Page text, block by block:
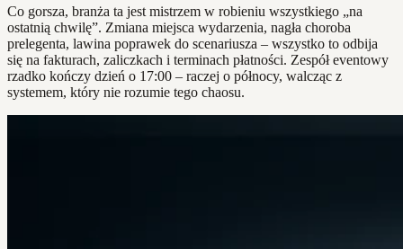
Co gorsza, branża ta jest mistrzem w robieniu wszystkiego „na
ostatnią chwilę”. Zmiana miejsca wydarzenia, nagła choroba
prelegenta, lawina poprawek do scenariusza – wszystko to odbija
się na fakturach, zaliczkach i terminach płatności. Zespół eventowy
rzadko kończy dzień o 17:00 – raczej o północy, walcząc z
systemem, który nie rozumie tego chaosu.